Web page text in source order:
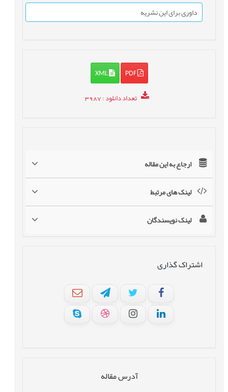
داوری برای این نشریه
PDF
XML
تعداد دانلود: 3987
ارجاع به این مقاله
لینک های مرتبط
لینک نویسندگان
اشتراک گذاری
آدرس مقاله